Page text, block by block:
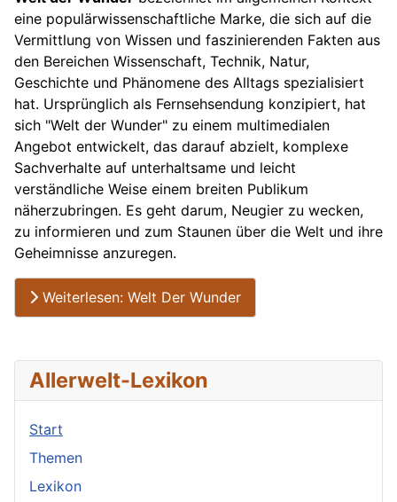
eine populärwissenschaftliche Marke, die sich auf die
Vermittlung von Wissen und faszinierenden Fakten aus
den Bereichen Wissenschaft, Technik, Natur,
Geschichte und Phänomene des Alltags spezialisiert
hat. Ursprünglich als Fernsehsendung konzipiert, hat
sich "Welt der Wunder" zu einem multimedialen
Angebot entwickelt, das darauf abzielt, komplexe
Sachverhalte auf unterhaltsame und leicht
verständliche Weise einem breiten Publikum
näherzubringen. Es geht darum, Neugier zu wecken,
zu informieren und zum Staunen über die Welt und ihre
Geheimnisse anzuregen.
Weiterlesen: Welt Der Wunder
Allerwelt-Lexikon
Start
Themen
Lexikon